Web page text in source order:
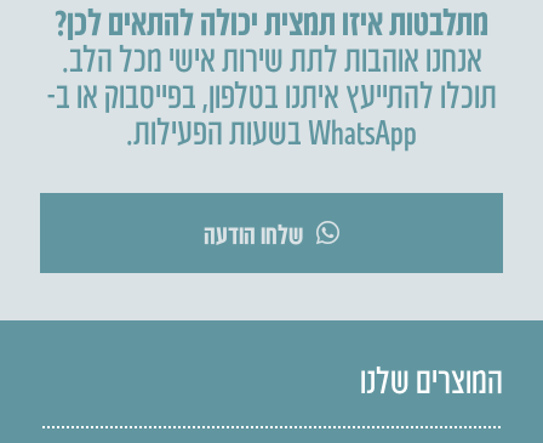
מתלבטות איזו תמצית יכולה להתאים לכן?
אנחנו אוהבות לתת שירות אישי מכל הלב.
תוכלו להתייעץ איתנו בטלפון,בפייסבוק או ב-
WhatsApp בשעות הפעילות.
שלחו הודעה
המוצרים שלנו